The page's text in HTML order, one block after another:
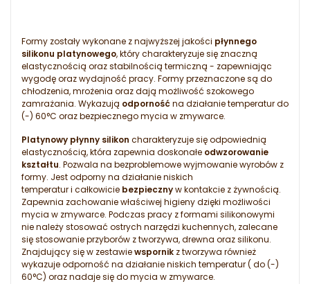
Formy zostały wykonane z najwyższej jakości płynnego
silikonu platynowego, który charakteryzuje się znaczną
elastycznością oraz stabilnością termiczną - zapewniając
wygodę oraz wydajność pracy. Formy przeznaczone są do
chłodzenia, mrożenia oraz dają możliwość szokowego
zamrażania. Wykazują odpornośćna działanie temperatur do
(-) 60°C oraz bezpiecznego mycia w zmywarce.
Platynowy płynny silikon charakteryzuje się odpowiednią
elastycznością, która zapewnia doskonałe odwzorowanie
kształtu. Pozwala na bezproblemowe wyjmowanie wyrobów z
formy. Jest odporny na działanie niskich
temperatur i całkowicie bezpiecznyw kontakcie z żywnością.
Zapewnia zachowanie właściwej higieny dzięki możliwości
mycia w zmywarce. Podczas pracy z formami silikonowymi
nie należy stosować ostrych narzędzi kuchennych, zalecane
się stosowanie przyborów z tworzywa, drewna oraz silikonu.
Znajdujący się w zestawiewspornik z tworzywa również
wykazuje odporność na działanie niskich temperatur ( do (-)
60°C) oraz nadaje się do mycia w zmywarce.